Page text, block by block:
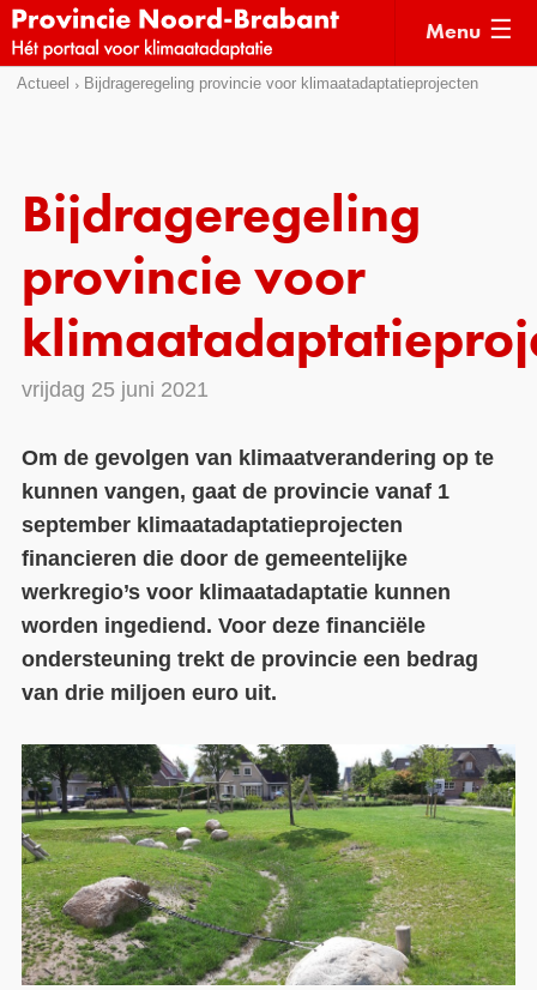
Sla
Direct
naar
menu
Direct
naar
pagina
Menu
Actueel Bijdrageregeling provincie voor klimaatadaptatieprojecten
Bijdrageregeling
provincie voor
vrijdag 25 juni 2021
Om de gevolgen van klimaatverandering op te
kunnen vangen, gaat de provincie vanaf 1
september klimaatadaptatieprojecten
financieren die door de gemeentelijke
werkregio’s voor klimaatadaptatie kunnen
worden ingediend. Voor deze financiële
ondersteuning trekt de provincie een bedrag
van drie miljoen euro uit.
Actueel
Klimaatverhalen
Kennisdossiers
Hulpmiddelen
Voorbeelden
Contact
Over ons
LIFE-IP Klimaatadaptatie